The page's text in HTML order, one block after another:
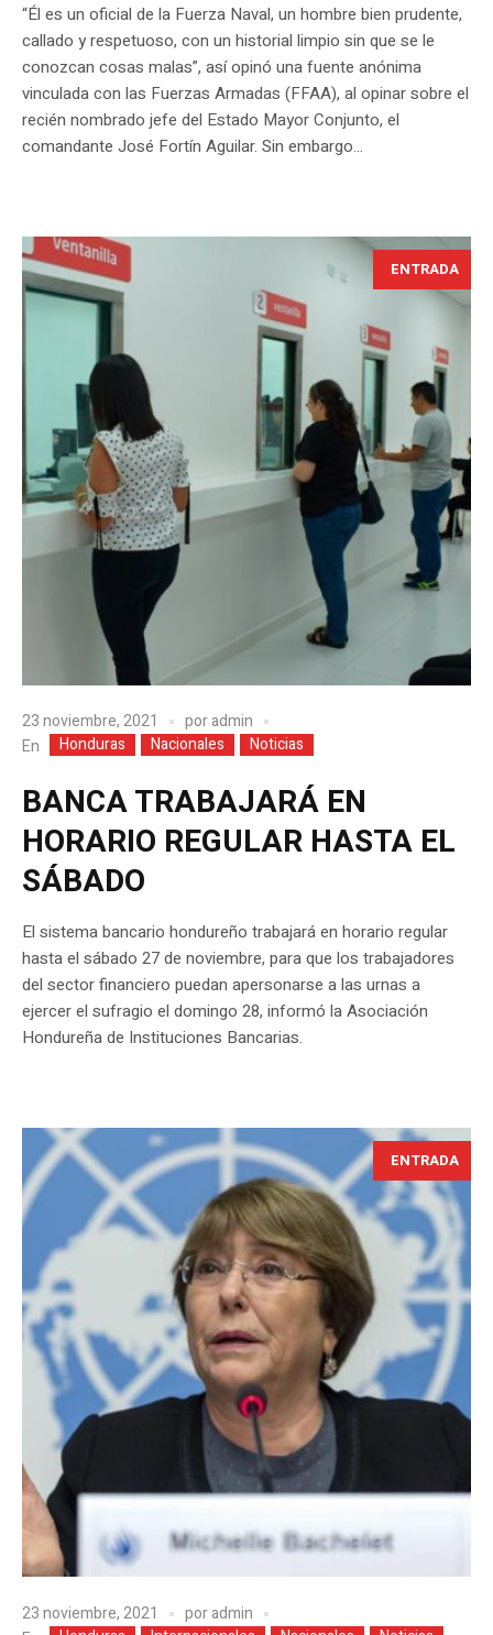
“Él es un oficial de la Fuerza Naval, un hombre bien prudente,
callado y respetuoso, con un historial limpio sin que se le
conozcan cosas malas”, así opinó una fuente anónima
vinculada con las Fuerzas Armadas (FFAA), al opinar sobre el
recién nombrado jefe del Estado Mayor Conjunto, el
comandante José Fortín Aguilar. Sin embargo...
ENTRADA
23 noviembre, 2021 poradmin
En
Honduras Nacionales Noticias
BANCA TRABAJARÁ EN
HORARIO REGULAR HASTA EL
SÁBADO
El sistema bancario hondureño trabajará en horario regular
hasta el sábado 27 de noviembre, para que los trabajadores
del sector financiero puedan apersonarse a las urnas a
ejercer el sufragio el domingo 28, informó la Asociación
Hondureña de Instituciones Bancarias.
ENTRADA
23 noviembre, 2021 poradmin